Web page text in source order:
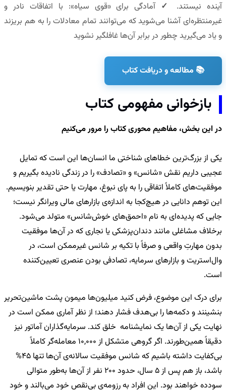
آینده نیستند.
✓ آمادگی برای «قوی سیاه»: با اتفاقات نادر و
غیرمنتظره‌ای آشنا می‌شوید که می‌توانند تمام معادلات را به هم بریزند
و یاد می‌گیرید چطور در برابر آن‌ها غافلگیر نشوید
📚 مطالعه و دریافت کتاب
بازخوانی مفهومی کتاب
در این بخش، مفاهیم محوری کتاب را مرور می‌کنیم
یکی از بزرگ‌ترین خطاهای شناختی ما انسان‌ها این است که تمایل
عجیبی داریم نقش «شانس» و «تصادف» را در زندگی نادیده بگیریم و
موفقیت‌های کاملاً اتفاقی را به پای نبوغ، مهارت یا حتی تقدیر بنویسیم.
این توهم دانایی در هیچ‌کجا به اندازه‌ی بازارهای مالی ویرانگر نیست؛
جایی که پدیده‌ای به نام «احمق‌های خوش‌شانس» متولد می‌شود.
برخلاف مشاغلی مانند دندان‌پزشکی یا نجاری که در آن‌ها موفقیت
بدون مهارتِ واقعی و صرفاً با تکیه بر شانس غیرممکن است، در
وال‌استریت و بازارهای سرمایه، تصادفی بودن عنصری تعیین‌کننده
است.
برای درک این موضوع، فرض کنید میلیون‌ها میمون پشت ماشین‌تحریر
بنشینند و دکمه‌ها را بی‌هدف فشار دهند؛ از نظر آماری ممکن است در
نهایت یکی از آن‌ها یک نمایشنامه خلق کند. سرمایه‌گذاران آماتور نیز
دقیقاً همین‌طورند. اگر گروهی متشکل از 10,000 معامله‌گر کاملاً
بی‌کفایت داشته باشیم که شانس موفقیت سالانه‌ی آن‌ها تنها 45%
باشد، باز هم پس از 5 سال، حدود 200 نفر از آن‌ها به‌طور متوالی
سودده خواهند بود. این افراد به رزومه‌ی بی‌نقص خود می‌بالند و خود